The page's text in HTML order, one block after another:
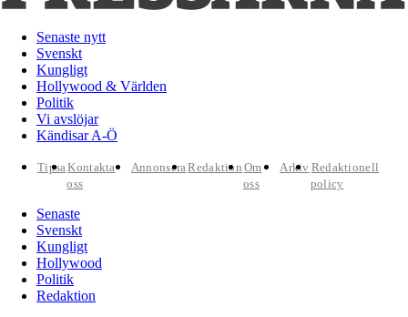
Senaste nytt
Svenskt
Kungligt
Hollywood & Världen
Politik
Vi avslöjar
Kändisar A-Ö
TipsaKontakta
oss
AnnonseraRedaktion Om
oss
Arkiv Redaktionell
policy
Senaste
Svenskt
Kungligt
Hollywood
Politik
Redaktion